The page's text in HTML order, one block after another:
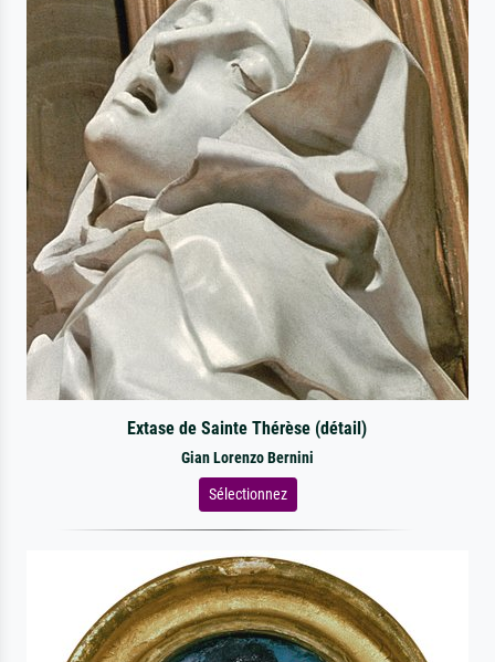
Extase de Sainte Thérèse (détail)
Gian Lorenzo Bernini
Sélectionnez